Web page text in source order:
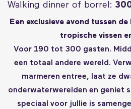
Walking dinner of borrel:
Een exclusieve avond tussen
tropische vissen
Voor 190 tot 300 gasten.
een totaal andere wereld.
marmeren entree, laat ze
onderwaterwerelden en geniet
speciaal voor jullie is